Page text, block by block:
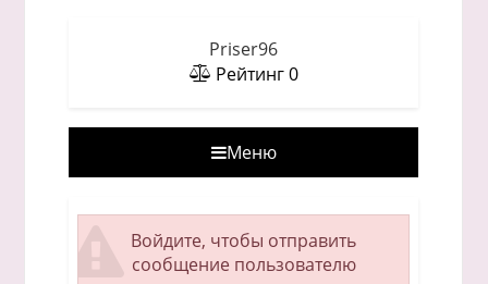
Priser96
Рейтинг0
Меню
Войдите, чтобы отправить
сообщение пользователю